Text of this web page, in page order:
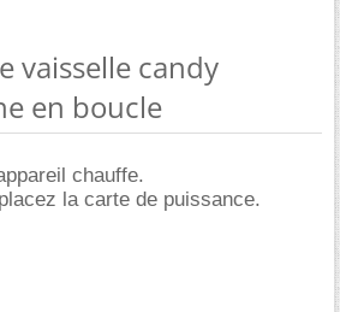
vaisselle candy
en boucle
chauffe.
la carte de puissance.